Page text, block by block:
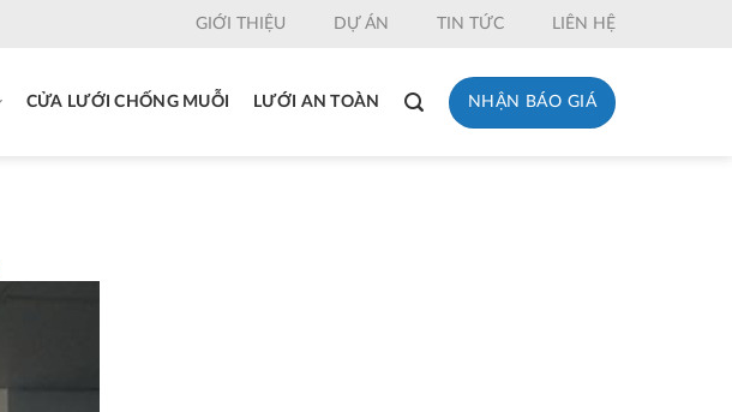
GIỚI THIỆU DỰ ÁN TIN TỨC LIÊN HỆ
CỬA LƯỚI CHỐNG MUỖI LƯỚI AN TOÀN NHẬN BÁO GIÁ